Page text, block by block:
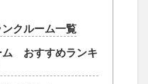
クルーム一覧
ム おすすめランキ